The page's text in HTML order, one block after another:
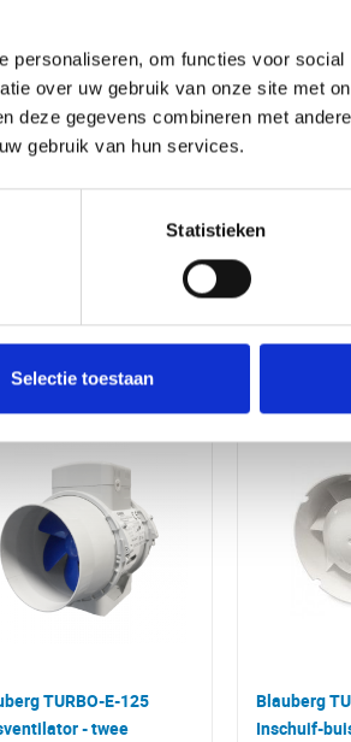
personaliseren, om functies voor
over uw gebruik van onze site met
deze gegevens combineren met
gebruik van hun services.
Statistieken
Selectie toestaan
Product
Type
Buisventilator
Kleur Wit
Capaciteit187
GeluidsniveauZeer stil (17-27 dB)
TURBO-E-125
- twee
Blauberg
Inschuif-